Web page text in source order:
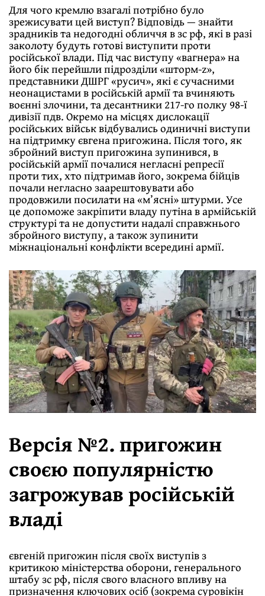
Для чого кремлю взагалі потрібно було
зрежисувати цей виступ? Відповідь — знайти
зрадників та недогодні обличчя в зс рф, які в разі
заколоту будуть готові виступити проти
російської влади. Під час виступу «вагнера» на
його бік перейшли підрозділи «шторм-z»,
представники ДШРГ «русич», які є сучасними
неонацистами в російській армії та вчиняють
воєнні злочини, та десантники 217-го полку 98-ї
дивізії пдв. Окремо на місцях дислокації
російських військ відбувались одиничні виступи
на підтримку євгена пригожина. Після того, як
збройний виступ пригожина зупинився, в
російській армії почалися негласні репресії
проти тих, хто підтримав його, зокрема бійців
почали негласно заарештовувати або
продовжили посилати на «м’ясні» штурми. Усе
це допоможе закріпити владу путіна в армійській
структурі та не допустити надалі справжнього
збройного виступу, а також зупинити
міжнаціональні конфлікти всередині армії.
Версія №2. пригожин
своєю популярністю
загрожував російській
владі
євгеній пригожин після своїх виступів з
критикою міністерства оборони, генерального
штабу зс рф, після свого власного впливу на
призначення ключових осіб (зокрема суровікін